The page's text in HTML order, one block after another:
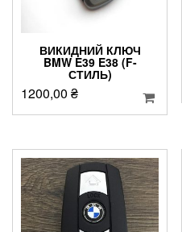
ВИКИДНИЙ КЛЮЧ
BMW E39 E38 (F-
СТИЛЬ)
1200,00 ₴